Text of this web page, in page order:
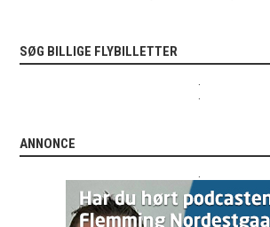
SØG BILLIGE FLYBILLETTER
.
.
ANNONCE
.